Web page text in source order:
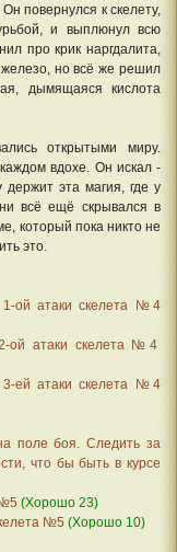
повернулся к скелету,
и выплюнул всю
про крик наргдалита,
железо, но всё же решил
дымящаяся кислота
открытыми миру.
вдохе. Он искал -
держит эта магия, где у
всё ещё скрывался в
который пока никто не
это.
ой атаки скелета №4
ой атаки скелета №4
ей атаки скелета №4
поле боя. Следить за
что бы быть в курсе
(Хорошо 23)
№5 (Хорошо 10)